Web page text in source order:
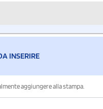
INSERIRE
aggiungere alla stampa.